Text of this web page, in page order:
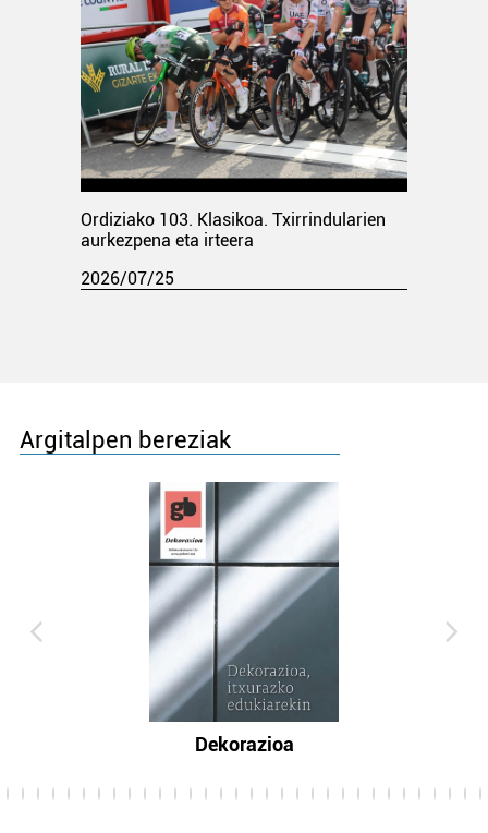
Ordiziako 103. Klasikoa. Txirrindularien
aurkezpena eta irteera
2026/07/25
Argitalpen bereziak
Dekorazioa